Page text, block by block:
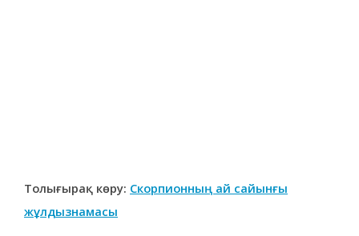
Толығырақ көру: Скорпионның ай сайынғы
жұлдызнамасы